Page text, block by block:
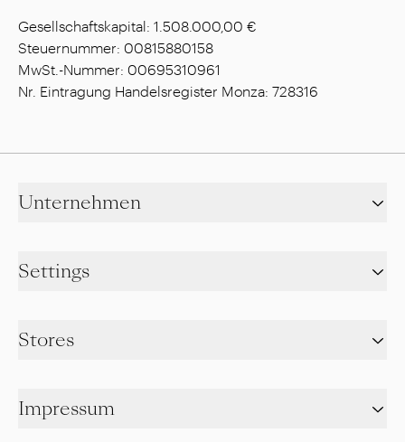
Gesellschaftskapital: 1.508.000,00 €
Steuernummer: 00815880158
MwSt.-Nummer: 00695310961
Nr. Eintragung Handelsregister Monza: 728316
Unternehmen
Settings
Stores
Impressum